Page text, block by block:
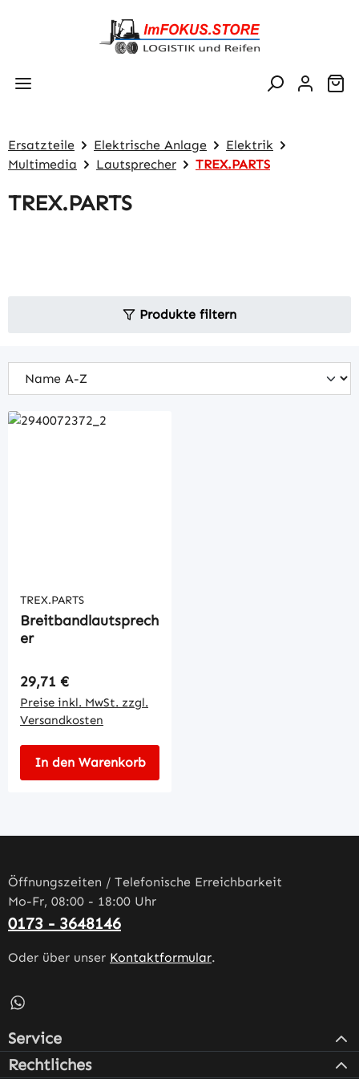
Zum Hauptinhalt springen
Ersatzteile Elektrische Anlage
Elektrik
Multimedia
Lautsprecher TREX.PARTS
TREX.PARTS
Produkte filtern
TREX.PARTS
Breitbandlautsprech
er
Regulärer Preis:
29,71 €
Preise inkl. MwSt. zzgl.
Versandkosten
In den Warenkorb
Öffnungszeiten / Telefonische Erreichbarkeit
Mo-Fr, 08:00 - 18:00 Uhr
0173 - 3648146
Oder über unser Kontaktformular.
Schreib uns auf WhatsApp – öffnet in neuem Tab
Service
Rechtliches